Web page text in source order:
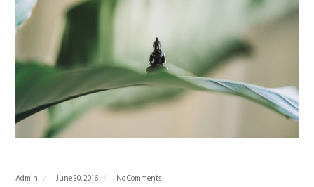
Admin June 30, 2016 No Comments